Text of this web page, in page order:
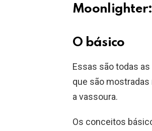
O básico
Essas são todas
que são mostradas
a vassoura.
Os conceitos